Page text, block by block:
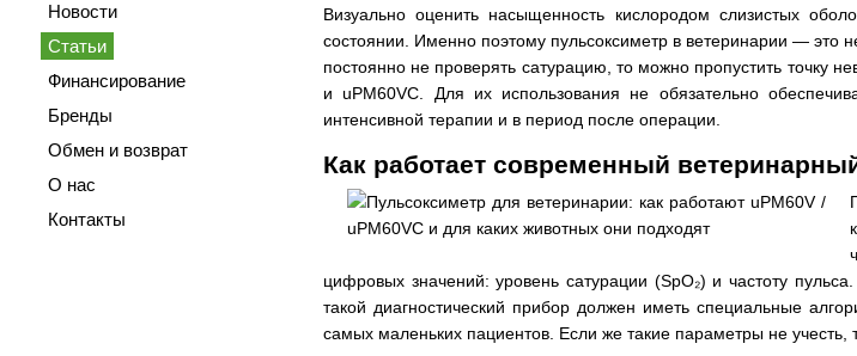
Визуально оценить насыщенность кислородом слизистых
состоянии. Именно поэтому пульсоксиметр в ветеринарии — это
постоянно не проверять сатурацию, то можно пропустить точку
и uPM60VC. Для их использования не обязательно
интенсивной терапии и в период после операции.
Как работает современный
цифровых значений: уровень сатурации (SpO₂) и частоту
такой диагностический прибор должен иметь специальные
самых маленьких пациентов. Если же такие параметры не учесть,
Новости
Статьи
Финансирование
Бренды
Обмен и возврат
О нас
Контакты